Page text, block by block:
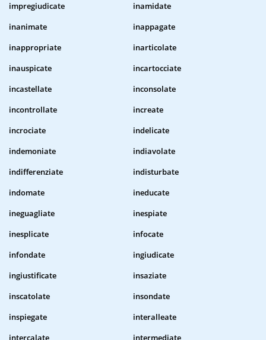
impregiudicate
inamidate
inanimate
inappagate
inappropriate
inarticolate
inauspicate
incartocciate
incastellate
inconsolate
incontrollate
increate
incrociate
indelicate
indemoniate
indiavolate
indifferenziate
indisturbate
indomate
ineducate
ineguagliate
inespiate
inesplicate
infocate
infondate
ingiudicate
ingiustificate
insaziate
inscatolate
insondate
inspiegate
interalleate
intercalate
intermediate